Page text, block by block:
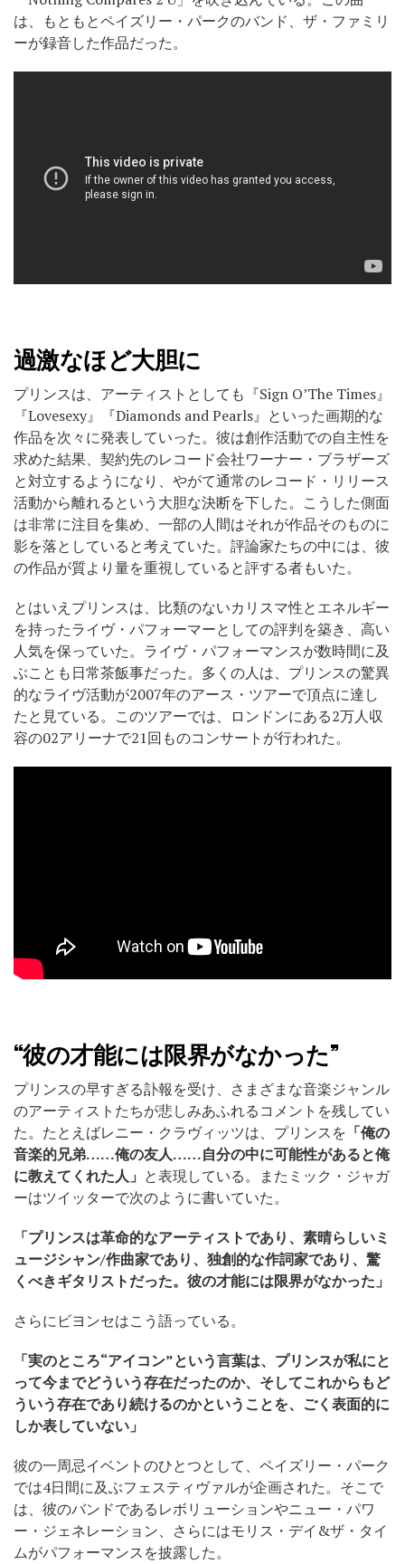
は、もともとペイズリー・パークのバンド、ザ・ファミリ
ーが録音した作品だった。
過激なほど大胆に
プリンスは、アーティストとしても『Sign O’The Times』
『Lovesexy』『Diamonds and Pearls』といった画期的な
作品を次々に発表していった。彼は創作活動での自主性を
求めた結果、契約先のレコード会社ワーナー・ブラザーズ
と対立するようになり、やがて通常のレコード・リリース
活動から離れるという大胆な決断を下した。こうした側面
は非常に注目を集め、一部の人間はそれが作品そのものに
影を落としていると考えていた。評論家たちの中には、彼
の作品が質より量を重視していると評する者もいた。
とはいえプリンスは、比類のないカリスマ性とエネルギー
を持ったライヴ・パフォーマーとしての評判を築き、高い
人気を保っていた。ライヴ・パフォーマンスが数時間に及
ぶことも日常茶飯事だった。多くの人は、プリンスの驚異
的なライヴ活動が2007年のアース・ツアーで頂点に達し
たと見ている。このツアーでは、ロンドンにある2万人収
容の02アリーナで21回ものコンサートが行われた。
“彼の才能には限界がなかった”
プリンスの早すぎる訃報を受け、さまざまな音楽ジャンル
のアーティストたちが悲しみあふれるコメントを残してい
た。たとえばレニー・クラヴィッツは、プリンスを 「俺の
音楽的兄弟……俺の友人……自分の中に可能性があると俺
に教えてくれた人」 と表現している。またミック・ジャガ
ーはツイッターで次のように書いていた。
「プリンスは革命的なアーティストであり、素晴らしいミ
ュージシャン/作曲家であり、独創的な作詞家であり、驚
くべきギタリストだった。彼の才能には限界がなかった」
さらにビヨンセはこう語っている。
「実のところ“アイコン”という言葉は、プリンスが私にと
って今までどういう存在だったのか、そしてこれからもど
ういう存在であり続けるのかということを、ごく表面的に
しか表していない」
彼の一周忌イベントのひとつとして、ペイズリー・パーク
では4日間に及ぶフェスティヴァルが企画された。そこで
は、彼のバンドであるレボリューションやニュー・パワ
ー・ジェネレーション、さらにはモリス・デイ&ザ・タイ
ムがパフォーマンスを披露した。